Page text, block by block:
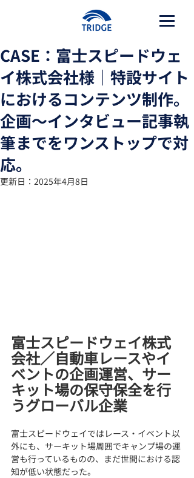
CASE：富士スピードウェ
イ株式会社様｜特設サイト
におけるコンテンツ制作。
企画〜インタビュー記事執
筆までをワンストップで対
応。
更新日： 2025年4月8日
富士スピードウェイ株式
会社／自動車レースやイ
ベントの企画運営、サー
キット場の保守保全を行
うグローバル企業
富士スピードウェイではレース・イベント以
外にも、サーキット場周囲でキャンプ場の運
営も行っているものの、まだ世間における認
知が低い状態だった。